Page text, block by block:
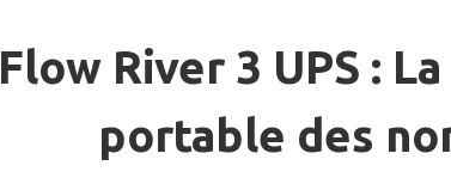
River 3 UPS :
portable des